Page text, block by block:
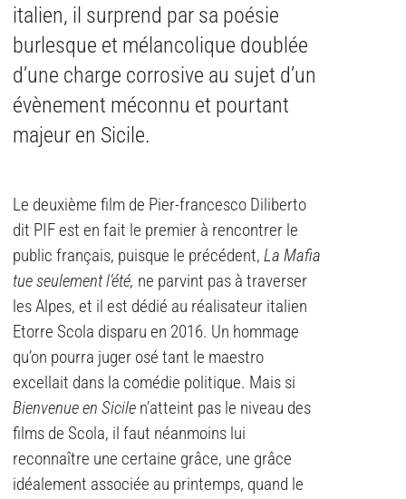
italien, il surprend par sa poésie
burlesque et mélancolique doublée
d’une charge corrosive au sujet d’un
évènement méconnu et pourtant
majeur en Sicile.
Le deuxième film de Pier-francesco Diliberto
dit PIF est en fait le premier à rencontrer le
public français, puisque le précédent, La Mafia
tue seulement l’été, ne parvint pas à traverser
les Alpes, et il est dédié au réalisateur italien
Etorre Scola disparu en 2016. Un hommage
qu’on pourra juger osé tant le maestro
excellait dans la comédie politique. Mais si
Bienvenue en Sicile n’atteint pas le niveau des
films de Scola, il faut néanmoins lui
reconnaître une certaine grâce, une grâce
idéalement associée au printemps, quand le